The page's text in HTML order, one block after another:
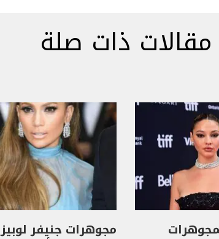
مقالات ذات صلة
مجوهرات جنيفر لوبيز